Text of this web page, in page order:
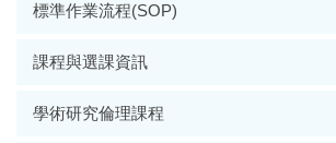
標準作業流程(SOP)
課程與選課資訊
學術研究倫理課程